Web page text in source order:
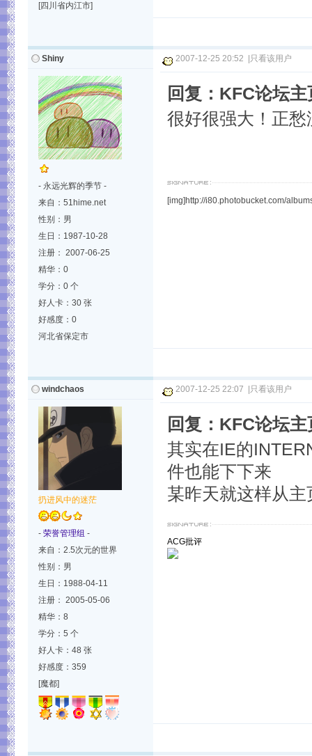
[四川省内江市]
Shiny
- 永远光辉的季节 -
来自：51hime.net
性别：男
生日：1987-10-28
注册： 2007-06-25
精华：0
学分：0 个
好人卡：30 张
好感度：0
河北省保定市
2007-12-25 20:52 只看该用户
回复：KFC论坛
很好很强大！正愁
[img]http://i80.photobucket.com/
windchaos
扔进风中的迷茫
- 荣誉管理组 -
来自：2.5次元的世界
性别：男
生日：1988-04-11
注册： 2005-05-06
精华：8
学分：5 个
好人卡：48 张
好感度：359
[魔都]
2007-12-25 22:07 只看该用户
回复：KFC论坛
其实在IE的
件也能下下来
某昨天就这样从
ACG批评